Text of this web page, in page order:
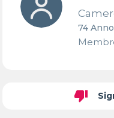
74
thumb_down